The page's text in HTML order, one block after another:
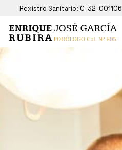
Rexistro Sanitario: C-32-001106